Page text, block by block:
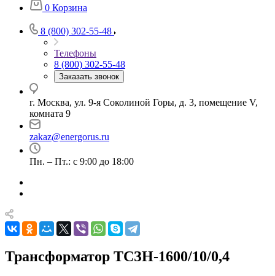
0 Корзина
8 (800) 302-55-48
Телефоны
8 (800) 302-55-48
Заказать звонок
г. Москва, ул. 9-я Соколиной Горы, д. 3, помещение V,
комната 9
zakaz@energorus.ru
Пн. – Пт.: с 9:00 до 18:00
Трансформатор ТСЗН-1600/10/0,4